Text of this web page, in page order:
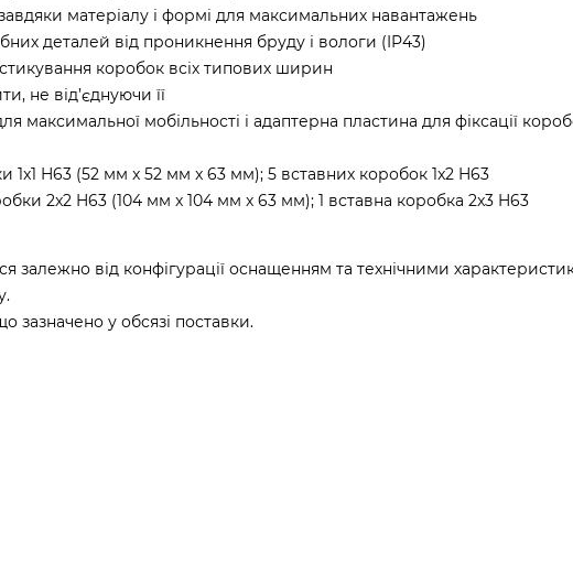
матеріалу і формі для максимальних навантажень
деталей від проникнення бруду і вологи (IP43)
коробок всіх типових ширин
не від’єднуючи її
максимальної мобільності і адаптерна пластина для фіксації
1x1 H63 (52 мм x 52 мм x 63 мм); 5 вставних коробок 1x2 H63
2x2 H63 (104 мм x 104 мм x 63 мм); 1 вставна коробка 2x3 H63
залежно від конфігурації оснащенням та технічними
у обсязі поставки.